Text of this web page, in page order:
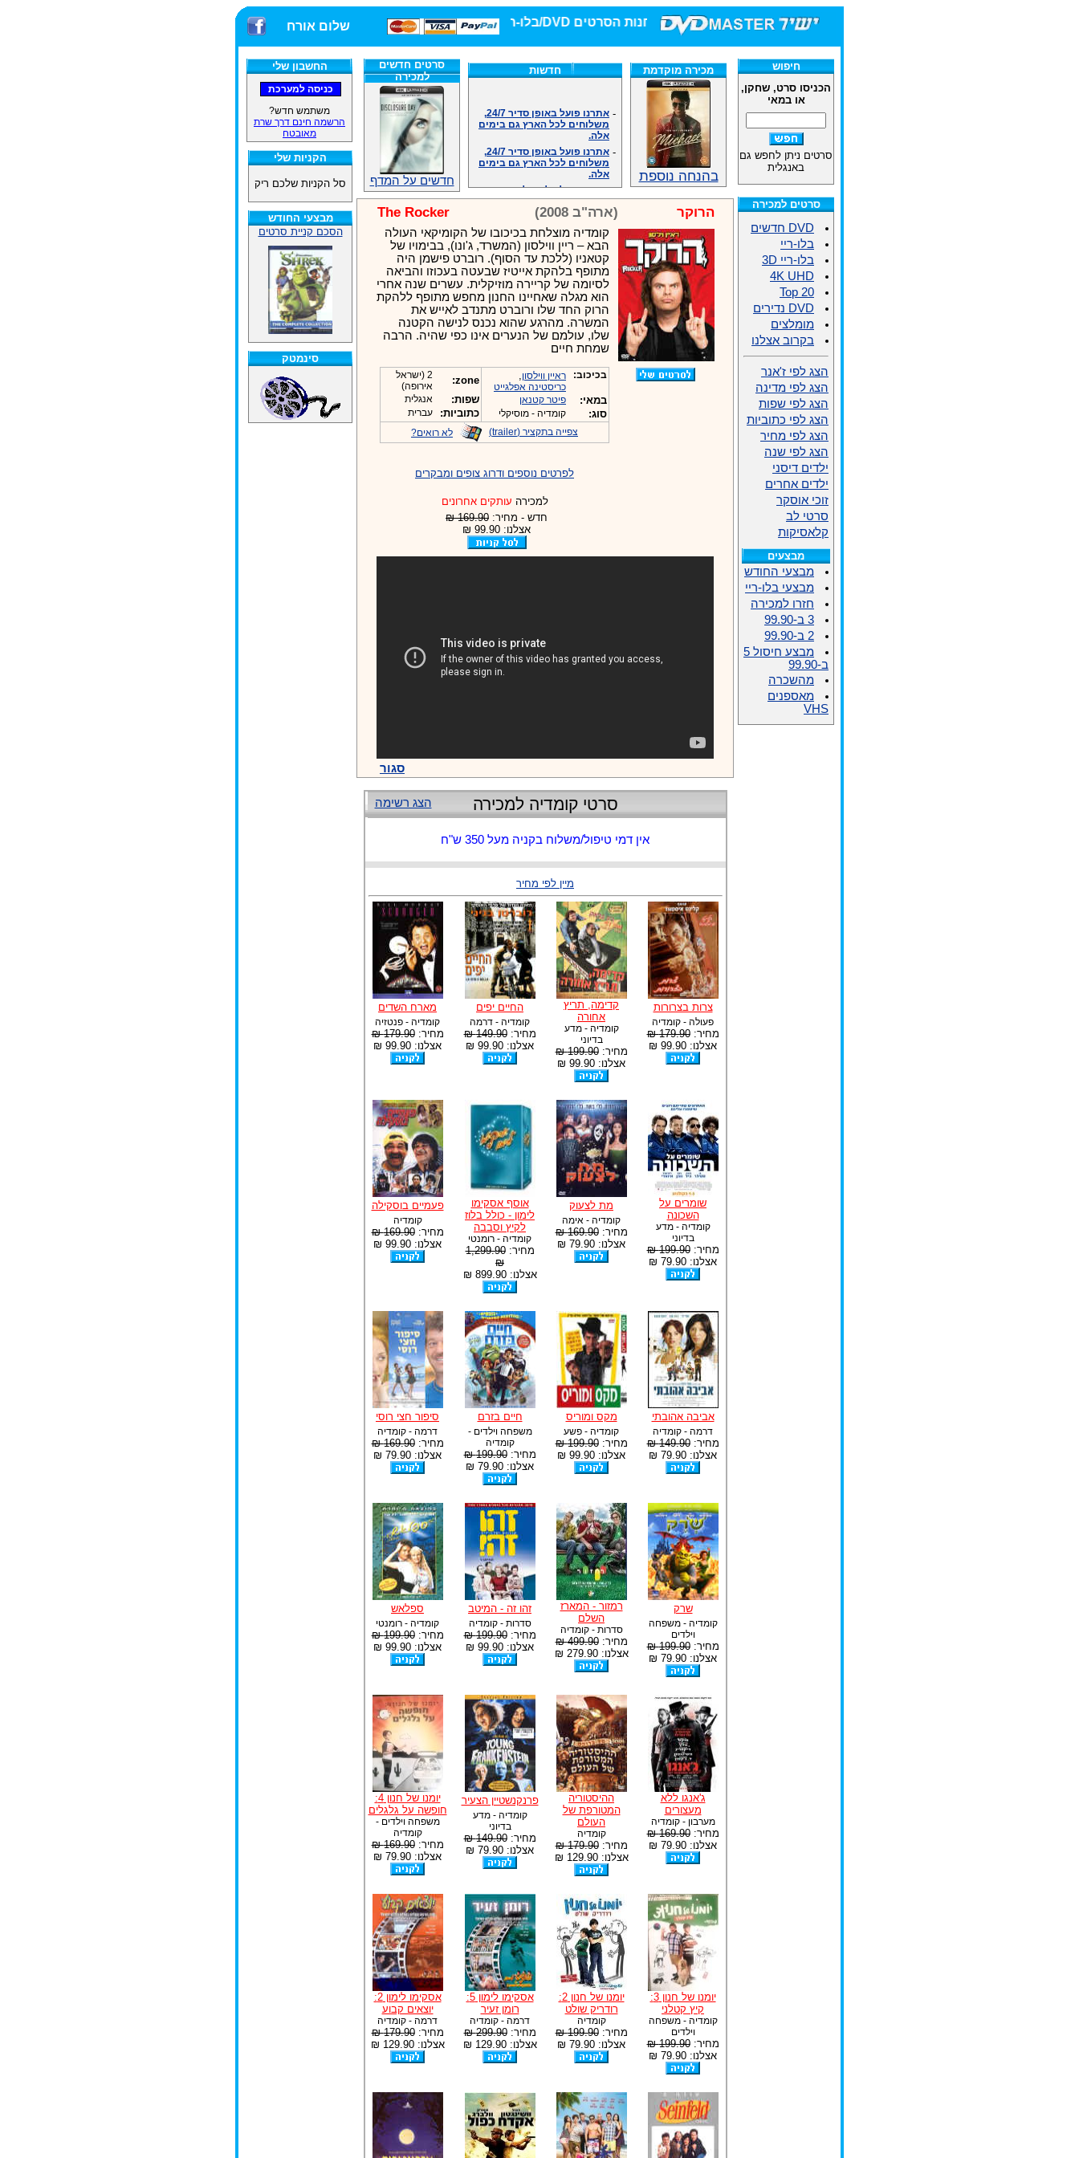
חנות הסרטים DVD/בלו-ריי/3D הגדולה ביותר! שלום אורח
החשבון שלי
משתמש חדש?
הרשמה חינם דרך שרת
מאובטח
הקניות שלי
סל הקניות שלכם ריק
מבצעי החודש
הסכם קניית סרטים
סינמטק
מכירה מוקדמת
בהנחה נוספת
חדשות
משלוחים לכל הארץ גם בימים
אלה.
משלוחים לכל הארץ גם בימים
אלה.
אנחנו כאן לכול שאלה וזמינים
במענה הטלפוני שלנו.ובמייל
.האתר לרשותכם פעיל 24/7
-מענה טלפוני: 09-7652392
צוות דיוידי מאסטר ישיר.
זמינים במייל ובטלפון. האתר
לרשותכם פעיל 24/7
צוות דיוידי מאסטר ישיר.
אנחנו כאן לכול שאלה וזמינים
במענה הטלפוני שלנו.ובמייל
.האתר לרשותכם 24/7
מענה טלפוני: 09-7652392
צוות דיוידי מאסטר ישיר.
סרטים חדשים
למכירה
חדשים על המדף
הרוקר (ארה"ב 2008) The Rocker
קומדיה מוצלחת בכיכובו של הקומיקאי העולה
הבא – ריין ווילסון (המשרד, ג'ונו), בבימויו של
קטאניו (ללכת עד הסוף). רוברט פישמן היה
מתופף בלהקת אייטיז שבעטה בעכוזו והביאה
לסיומה של קריירה מוזיקלית. עשרים שנה אחרי
הוא מגלה שאחיינו החנון מחפש מתופף ללהקת
הרוק החד שלו ורוברט מתנדב לאייש את
המשרה. מהרגע שהוא נכנס לנישה הקטנה
שלו, עולמם של הנערים אינו כפי שהיה. הרבה
שמחת חיים
בכיכוב: ראיין ווילסון,
כריסטינה אפלגייט
במאי: פיטר קטנאן
סוג: קומדיה - מוסיקלי
zone:
2 (ישראל
אירופה)
שפות: אנגלית
כתוביות:
עברית
צפייה בתקציר (trailer)
לא רואים?
לפרטים נוספים ודרוג צופים ומבקרים
למכירה עותקים אחרונים
חדש - מחיר: 169.90 ₪
אצלנו: 99.90 ₪
סגור
הצג רשימה סרטי קומדיה למכירה
אין דמי טיפול/משלוח בקניה מעל 350 ש"ח
מיין לפי מחיר
צרות בצרורות
פעולה - קומדיה
מחיר:179.90 ₪
אצלנו: 99.90 ₪
קדימה, תריץ
אחורה
קומדיה - מדע
בדיוני
מחיר:199.90 ₪
אצלנו: 99.90 ₪
החיים יפים
קומדיה - דרמה
מחיר:149.90 ₪
אצלנו: 99.90 ₪
מארח השדים
קומדיה - פנטזיה
מחיר:179.90 ₪
אצלנו: 99.90 ₪
שומרים על
השכונה
קומדיה - מדע
בדיוני
מחיר:199.90 ₪
אצלנו: 79.90 ₪
מת לצעוק
קומדיה - אימה
מחיר:169.90 ₪
אצלנו: 79.90 ₪
אוסף אסקימו
לימון - כולל בלוז
לקיץ וסבבה
קומדיה - רומנטי
מחיר:1,299.90
₪
אצלנו: 899.90 ₪
פעמיים בוסקילה
קומדיה
מחיר:169.90 ₪
אצלנו: 99.90 ₪
אביבה אהובתי
דרמה - קומדיה
מחיר:149.90 ₪
אצלנו: 79.90 ₪
מקס ומוריס
קומדיה - פשע
מחיר:199.90 ₪
אצלנו: 99.90 ₪
חיים בזרם
משפחה וילדים -
קומדיה
מחיר:199.90 ₪
אצלנו: 79.90 ₪
סיפור חצי רוסי
דרמה - קומדיה
מחיר:169.90 ₪
אצלנו: 79.90 ₪
שרק
קומדיה - משפחה
וילדים
מחיר:199.90 ₪
אצלנו: 79.90 ₪
רמזור - המארז
השלם
סדרות - קומדיה
מחיר:499.90 ₪
אצלנו: 279.90 ₪
זהו זה - המיטב
סדרות - קומדיה
מחיר:199.90 ₪
אצלנו: 99.90 ₪
ספלאש
קומדיה - רומנטי
מחיר:199.90 ₪
אצלנו: 99.90 ₪
ג'אנגו ללא
מעצורים
מערבון - קומדיה
מחיר:169.90 ₪
אצלנו: 79.90 ₪
ההיסטוריה
המטורפת של
העולם
קומדיה
מחיר:179.90 ₪
אצלנו: 129.90 ₪
פרנקנשטיין הצעיר
קומדיה - מדע
בדיוני
מחיר:149.90 ₪
אצלנו: 79.90 ₪
יומנו של חנון 4:
חופשה על גלגלים
משפחה וילדים -
קומדיה
מחיר:169.90 ₪
אצלנו: 79.90 ₪
יומנו של חנון 3:
קיץ קטלני
קומדיה - משפחה
וילדים
מחיר:199.90 ₪
אצלנו: 79.90 ₪
יומנו של חנון 2:
רודריק שולט
קומדיה
מחיר:199.90 ₪
אצלנו: 79.90 ₪
אסקימו לימון 5:
רומן זעיר
דרמה - קומדיה
מחיר:299.90 ₪
אצלנו: 129.90 ₪
אסקימו לימון 2:
יוצאים קבוע
דרמה - קומדיה
מחיר:179.90 ₪
אצלנו: 129.90 ₪
חיפוש
הכניסו סרט, שחקן,
או במאי
סרטים ניתן לחפש גם
באנגלית
סרטים למכירה
DVD חדשים
בלו-ריי
בלו-ריי 3D
4K UHD
Top 20
DVD נדירים
מומלצים
בקרוב אצלנו
הצג לפי ז'אנר
הצג לפי מדינה
הצג לפי שפות
הצג לפי כתוביות
הצג לפי מחיר
הצג לפי שנה
ילדים דיסני
ילדים אחרים
זוכי אוסקר
סרטי לב
קלאסיקות
מבצעים
מבצעי החודש
מבצעי בלו-ריי
חזרו למכירה
3 ב-99.90
2 ב-99.90
מבצע חיסול 5
ב-99.90
מהשכרה
מאספנים
VHS